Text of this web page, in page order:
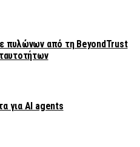
πυλώνων από τη BeyondTrust
για AI agents